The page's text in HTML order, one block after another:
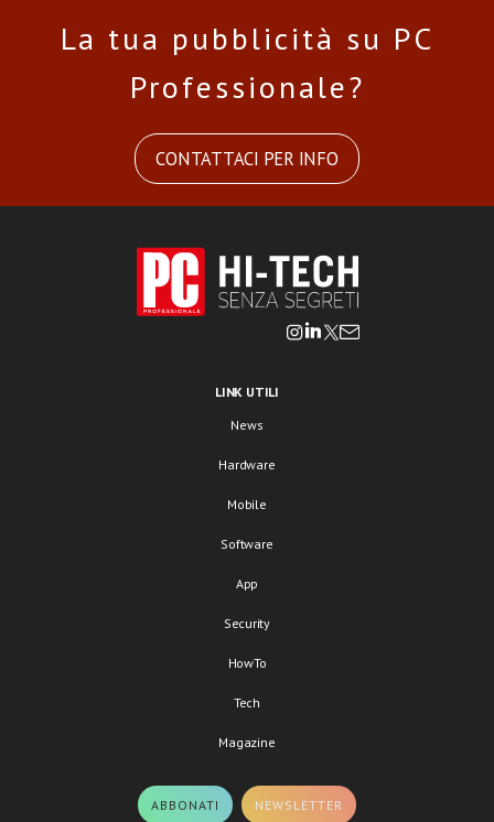
La tua pubblicità su PC
Professionale?
CONTATTACI PER INFO
LINK UTILI
News
Hardware
Mobile
Software
App
Security
HowTo
Tech
Magazine
ABBONATI NEWSLETTER